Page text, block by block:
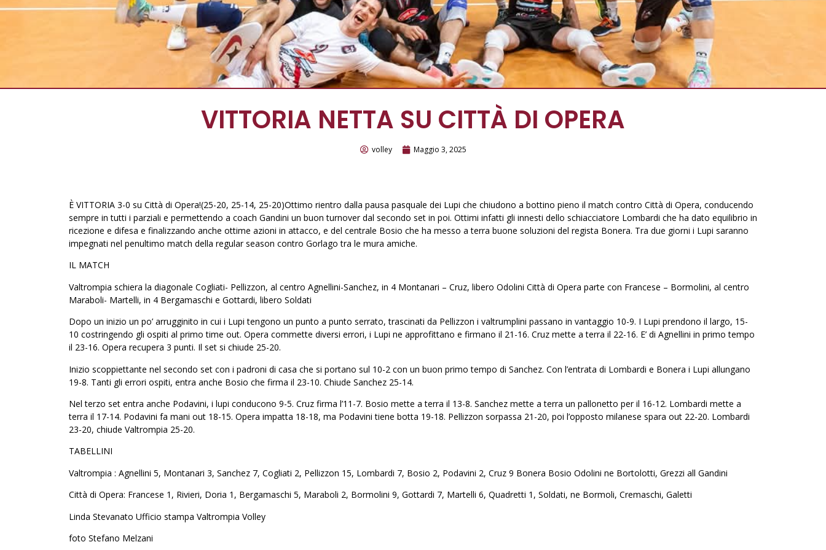
VITTORIA NETTA SU CITTÀ DI OPERA
volley Maggio 3, 2025
È VITTORIA 3-0 su Città di Opera!(25-20, 25-14, 25-20)Ottimo rientro dalla pausa pasquale dei Lupi che chiudono a bottino pieno il match contro Città di Opera, conducendo
sempre in tutti i parziali e permettendo a coach Gandini un buon turnover dal secondo set in poi. Ottimi infatti gli innesti dello schiacciatore Lombardi che ha dato equilibrio in
ricezione e difesa e finalizzando anche ottime azioni in attacco, e del centrale Bosio che ha messo a terra buone soluzioni del regista Bonera. Tra due giorni i Lupi saranno
impegnati nel penultimo match della regular season contro Gorlago tra le mura amiche.
IL MATCH
Valtrompia schiera la diagonale Cogliati- Pellizzon, al centro Agnellini-Sanchez, in 4 Montanari – Cruz, libero Odolini Città di Opera parte con Francese – Bormolini, al centro
Maraboli- Martelli, in 4 Bergamaschi e Gottardi, libero Soldati
Dopo un inizio un po’ arrugginito in cui i Lupi tengono un punto a punto serrato, trascinati da Pellizzon i valtrumplini passano in vantaggio 10-9. I Lupi prendono il largo, 15-
10 costringendo gli ospiti al primo time out. Opera commette diversi errori, i Lupi ne approfittano e firmano il 21-16. Cruz mette a terra il 22-16. E’ di Agnellini in primo tempo
il 23-16. Opera recupera 3 punti. Il set si chiude 25-20.
Inizio scoppiettante nel secondo set con i padroni di casa che si portano sul 10-2 con un buon primo tempo di Sanchez. Con l’entrata di Lombardi e Bonera i Lupi allungano
19-8. Tanti gli errori ospiti, entra anche Bosio che firma il 23-10. Chiude Sanchez 25-14.
Nel terzo set entra anche Podavini, i lupi conducono 9-5. Cruz firma l’11-7. Bosio mette a terra il 13-8. Sanchez mette a terra un pallonetto per il 16-12. Lombardi mette a
terra il 17-14. Podavini fa mani out 18-15. Opera impatta 18-18, ma Podavini tiene botta 19-18. Pellizzon sorpassa 21-20, poi l’opposto milanese spara out 22-20. Lombardi
23-20, chiude Valtrompia 25-20.
TABELLINI
Valtrompia : Agnellini 5, Montanari 3, Sanchez 7, Cogliati 2, Pellizzon 15, Lombardi 7, Bosio 2, Podavini 2, Cruz 9 Bonera Bosio Odolini ne Bortolotti, Grezzi all Gandini
Città di Opera: Francese 1, Rivieri, Doria 1, Bergamaschi 5, Maraboli 2, Bormolini 9, Gottardi 7, Martelli 6, Quadretti 1, Soldati, ne Bormoli, Cremaschi, Galetti
Linda Stevanato Ufficio stampa Valtrompia Volley
foto Stefano Melzani